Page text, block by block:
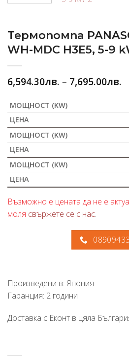
Термопомпа
WH-MDC H3E5, 5-9
6,594.30лв. – 7,695.00лв.
Възможно е цената да не е
моля свържете се с нас.
Произведени в: Япония
Гаранция: 2 години
Доставка с Еконт в цяла